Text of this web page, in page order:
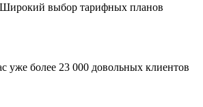
Широкий выбор тарифных планов
уже более 23 000 довольных клиентов